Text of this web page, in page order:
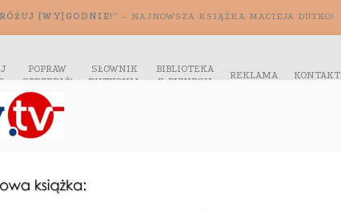
[WY]GODNIE!” – NAJNOWSZA KSIĄŻKA MACIEJA DUTKO!
POPRAW
SPRZEDAŻ!
SŁOWNIK
DUTKONIA
BIBLIOTEKA
E-BIZNESU
REKLAMA KONTAKT